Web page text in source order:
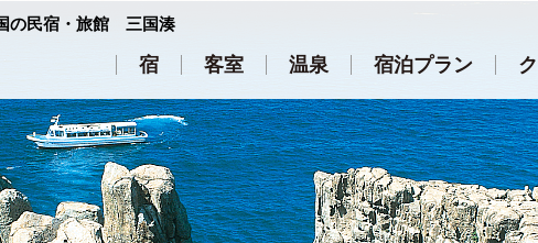
の民宿・旅館 三国湊
宿 客室 温泉 宿泊プラン